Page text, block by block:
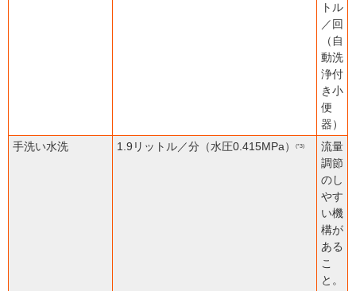
トル
／回
（自
動洗
浄付
き小
便
器）
手洗い水洗
1.9リットル／分（水圧0.415MPa） (*3)
流量
調節
のし
やす
い機
構が
ある
こ
と。